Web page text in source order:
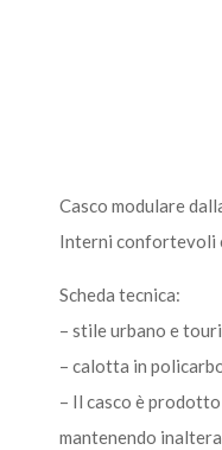
Casco modulare
Interni confortevoli
Scheda tecnica:
– stile urbano e
– calotta in
– Il casco è
mantenendo